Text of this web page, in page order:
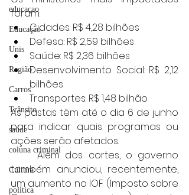
educaçao
Educação
Unis
Região
Carros
Trânsito
saúde
coluna criminal
Cultura
politica
foram:
Cidades: R$ 4,28 bilhões
Defesa: R$ 2,59 bilhões
Saúde: R$ 2,36 bilhões
Desenvolvimento Social: R$ 2,12
bilhões
Transportes: R$ 1,48 bilhão
As pastas têm até o dia 6 de junho
para indicar quais programas ou
ações serão afetados.
	Além dos cortes, o governo
também anunciou, recentemente,
um aumento no IOF (Imposto sobre